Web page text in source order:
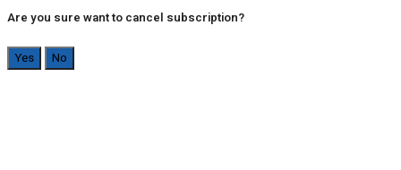
Are you sure want to cancel subscription?
Yes No